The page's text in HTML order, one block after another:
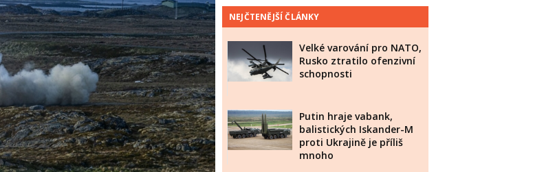
NEJČTENĚJŠÍ ČLÁNKY
Velké varování pro NATO,
Rusko ztratilo ofenzivní
schopnosti
Putin hraje vabank,
balistických Iskander-M
proti Ukrajině je příliš
mnoho